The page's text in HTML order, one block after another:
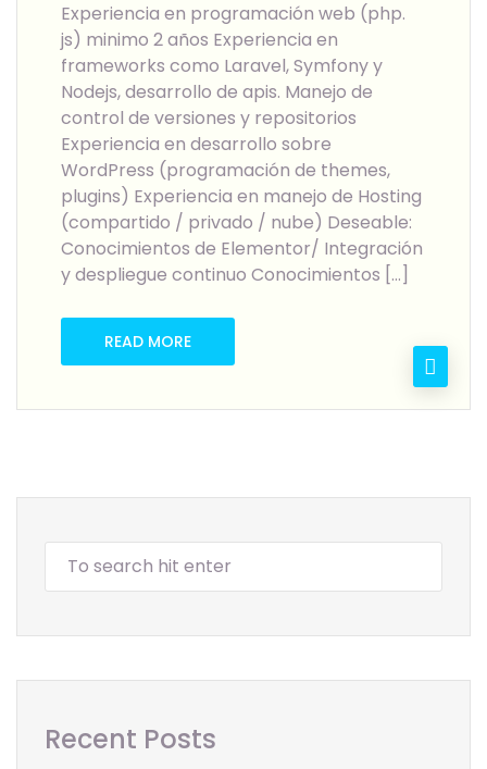
Experiencia en programación web (php.
js) minimo 2 años Experiencia en
frameworks como Laravel, Symfony y
Nodejs, desarrollo de apis. Manejo de
control de versiones y repositorios
Experiencia en desarrollo sobre
WordPress (programación de themes,
plugins) Experiencia en manejo de Hosting
(compartido / privado / nube) Deseable:
Conocimientos de Elementor/ Integración
y despliegue continuo Conocimientos […]
READ MORE
Recent Posts